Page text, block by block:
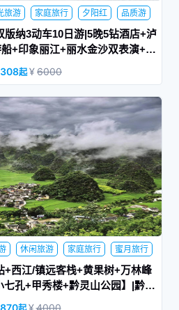
一样的风景，知道了不一样的事，
旅游 家庭旅行 夕阳红
品质游
商务旅游 蜜月旅行
版纳3动车10日游|5晚5钻酒店+泸
+印象丽江+丽水金沙双表演+冰
园大索道|听风
起 6000
休闲旅游 家庭旅行
蜜月旅行
点
游学旅行
+西江/镇远客栈+黄果树+万林峰
孔+甲秀楼+黔灵山公园】|黔景
贵州